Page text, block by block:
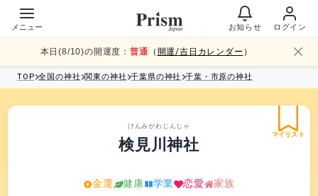
メニュー お知らせ ログイン
本日(8/10)の開運度：普通 （ 開運/吉日カレンダー ）
TOP 全国の神社 関東の神社 千葉県の神社 千葉・市原の神社
マイリスト
けんみがわじんじゃ
検見川神社
金運 健康 学業 恋愛 家族